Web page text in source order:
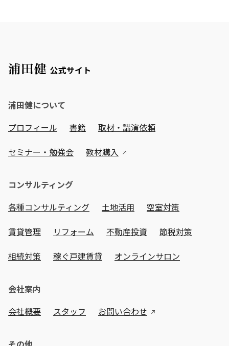
浦田健について
プロフィール
書籍 取材・講演依頼
セミナー・勉強会 教材購入
コンサルティング
各種コンサルティング
土地活用 空室対策
賃貸管理 リフォーム 不動産投資 節税対策
相続対策 稼ぐ戸建賃貸 オンラインサロン
会社案内
会社概要
スタッフ お問い合わせ